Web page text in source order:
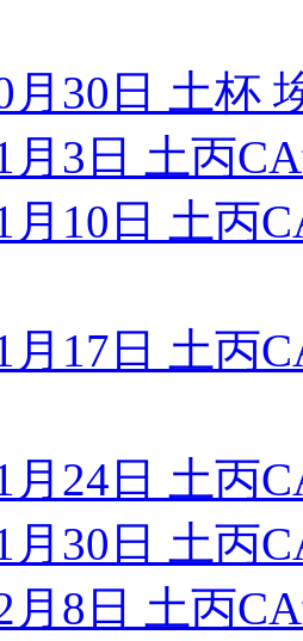
月30日 土杯
月3日 土丙
月10日 土丙
月17日 土丙
月24日 土丙
月30日 土丙
月8日 土丙